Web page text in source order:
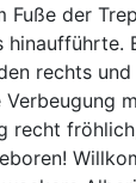
Fuße der
hinaufführte.
rechts
recht